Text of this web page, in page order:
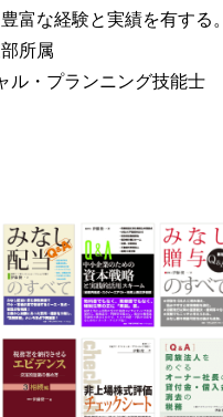
富な経験と実績を有する。
所属
ル・プランニング技能士